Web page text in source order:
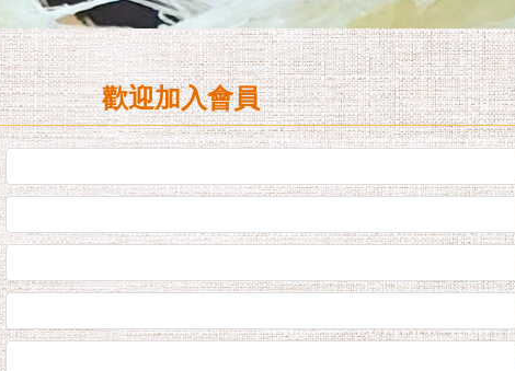
歡迎加入會員